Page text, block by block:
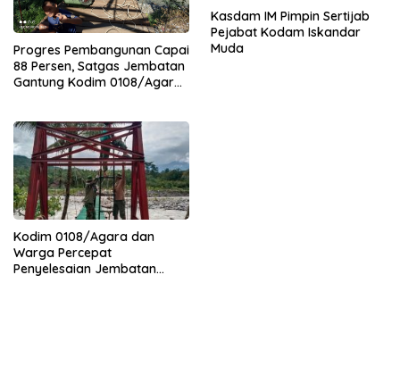
Progres Pembangunan Capai
88 Persen, Satgas Jembatan
Gantung Kodim 0108/Agara
Kasdam IM Pimpin Sertijab
Pejabat Kodam Iskandar
Muda
Kodim 0108/Agara dan
Warga Percepat
Penyelesaian Jembatan